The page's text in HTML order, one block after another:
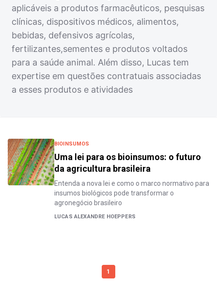
aplicáveis a produtos farmacêuticos, pesquisas
clínicas, dispositivos médicos, alimentos,
bebidas, defensivos agrícolas,
fertilizantes,sementes e produtos voltados
para a saúde animal. Além disso, Lucas tem
expertise em questões contratuais associadas
a esses produtos e atividades
BIOINSUMOS
Uma lei para os bioinsumos: o futuro
da agricultura brasileira
Entenda a nova lei e como o marco normativo para
insumos biológicos pode transformar o
agronegócio brasileiro
LUCAS ALEXANDRE HOEPPERS
1